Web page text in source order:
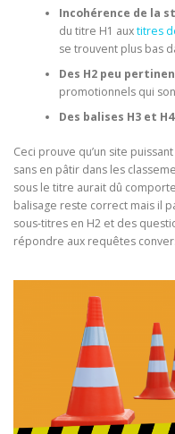
Incohérence de la
du titre H1 auxtitres
se trouvent plus bas
Des H2 peu
promotionnels qui
Des balises H3 et H4
Ceci prouve qu’un site
sans en pâtir dans les
sous le titre aurait dû
balisage reste correct mais il
sous-titres en H2 et des
répondre aux requêtes